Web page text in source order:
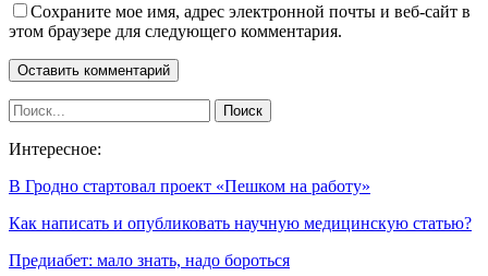
Сохраните мое имя, адрес электронной почты и веб-сайт в
этом браузере для следующего комментария.
Интересное:
В Гродно стартовал проект «Пешком на работу»
Как написать и опубликовать научную медицинскую статью?
Предиабет: мало знать, надо бороться